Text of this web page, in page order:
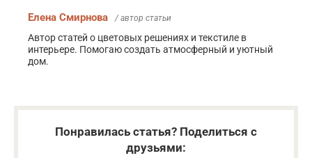
Елена Смирнова / автор статьи
Автор статей о цветовых решениях и текстиле в
интерьере. Помогаю создать атмосферный и уютный
дом.
Понравилась статья? Поделиться с
друзьями: